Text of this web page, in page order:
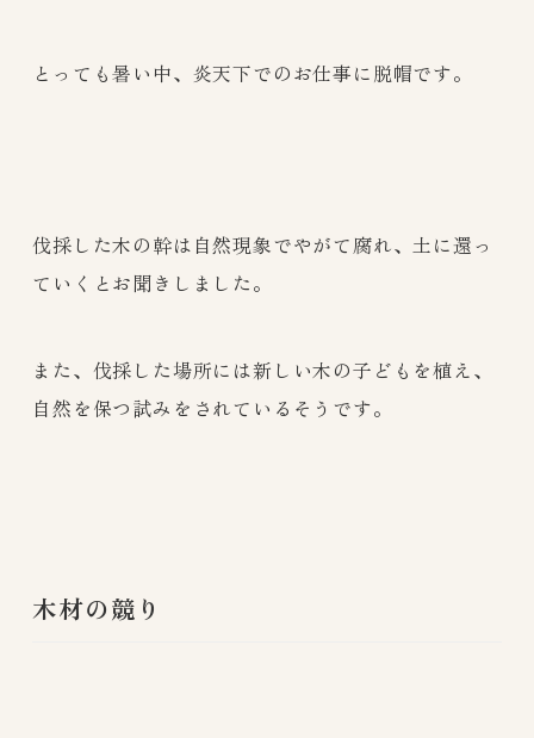
とっても暑い中、炎天下でのお仕事に脱帽です。
伐採した木の幹は自然現象でやがて腐れ、土に還っ
ていくとお聞きしました。
また、伐採した場所には新しい木の子どもを植え、
自然を保つ試みをされているそうです。
木材の競り